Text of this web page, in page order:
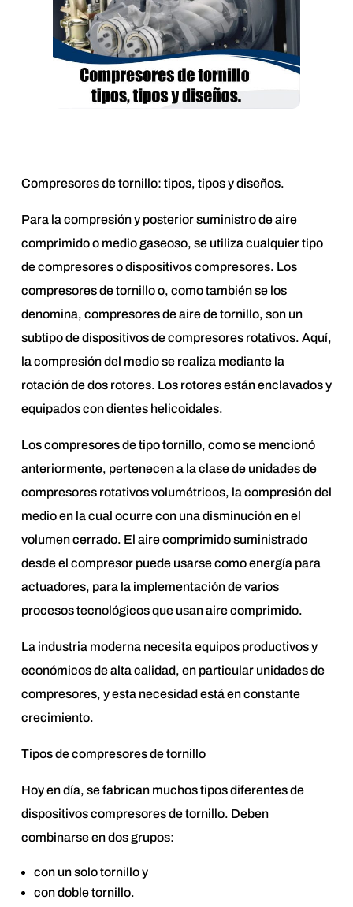
Compresores de tornillo: tipos, tipos y diseños.
Para la compresión y posterior suministro de aire
comprimido o medio gaseoso, se utiliza cualquier tipo
de compresores o dispositivos compresores. Los
compresores de tornillo o, como también se los
denomina, compresores de aire de tornillo, son un
subtipo de dispositivos de compresores rotativos. Aquí,
la compresión del medio se realiza mediante la
rotación de dos rotores. Los rotores están enclavados y
equipados con dientes helicoidales.
Los compresores de tipo tornillo, como se mencionó
anteriormente, pertenecen a la clase de unidades de
compresores rotativos volumétricos, la compresión del
medio en la cual ocurre con una disminución en el
volumen cerrado. El aire comprimido suministrado
desde el compresor puede usarse como energía para
actuadores, para la implementación de varios
procesos tecnológicos que usan aire comprimido.
La industria moderna necesita equipos productivos y
económicos de alta calidad, en particular unidades de
compresores, y esta necesidad está en constante
crecimiento.
Tipos de compresores de tornillo
Hoy en día, se fabrican muchos tipos diferentes de
dispositivos compresores de tornillo. Deben
combinarse en dos grupos:
con un solo tornillo y
con doble tornillo.